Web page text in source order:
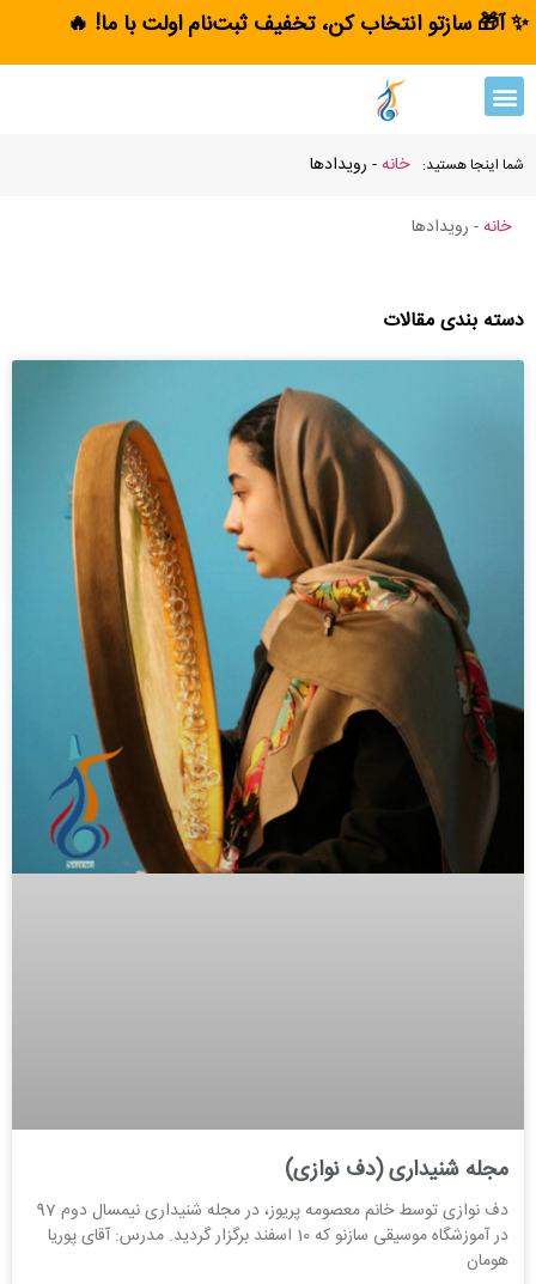
✨ آ🎁 سازتو انتخاب کن، تخفیف ثبت‌نام اولت با ما! 🔥
شما اینجا هستید: خانه- رویدادها
خانه- رویدادها
دسته بندی مقالات
مجله شنیداری (دف نوازی)
دف نوازی توسط خانم معصومه پریوز، در مجله شنیداری نیمسال دوم 97
در آموزشگاه موسیقی سازنو که 10 اسفند برگزار گردید. مدرس: آقای پوریا
هومان